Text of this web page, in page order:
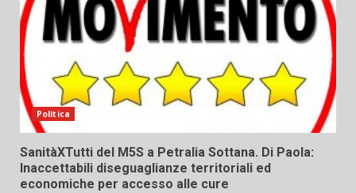
Politica
SanitàXTutti del M5S a Petralia Sottana. Di Paola:
Inaccettabili diseguaglianze territoriali ed
economiche per accesso alle cure